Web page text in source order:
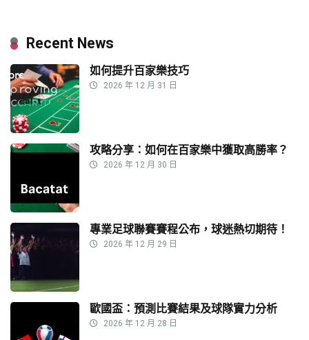
Recent News
如何提升百家樂技巧
2026 年 12 月 31 日
攻略分享：如何在百家樂中獲取高勝率？
2026 年 12 月 30 日
專業足球聯賽賽程公布，球迷熱切期待！
2026 年 12 月 29 日
歐國盃：預測比賽結果及球隊實力分析
2026 年 12 月 28 日